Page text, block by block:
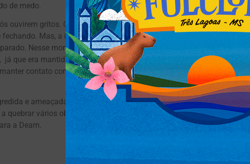
de medo.
ouvirem gritos. O homem chegou a dizer que os gritos ouvidos pelos
Mas, a inquietude da vítima chamou a atenção dos policiais
Nesse momento, ela pediu para que eles a salvassem e a
já que era mantida há cerca de dois anos em cárcere pelo marido, que
contato com ninguém. Ela ainda revelou que não tinha celular
e ameaçada de morte pelo marido e que nesse domingo (20),
quebrar vários objetos da casa. O homem negou as acusações, mas
a Deam.